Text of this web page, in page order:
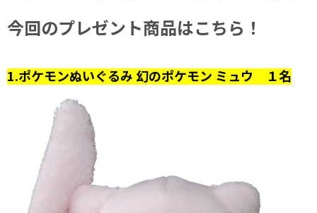
今回のプレゼント商品はこちら！
1.ポケモンぬいぐるみ 幻のポケモン ミュウ １名